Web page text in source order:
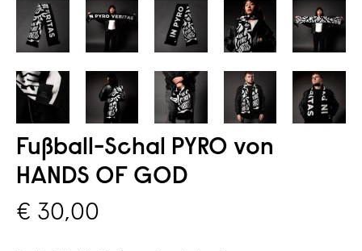
Fußball-Schal PYRO von
HANDS OF GOD
€ 30,00